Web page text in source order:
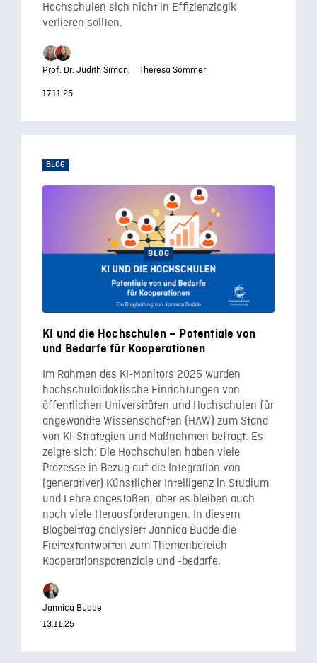
Hochschulen sich nicht in Effizienzlogik
verlieren sollten.
Prof. Dr. Judith Simon,
Theresa Sommer
17.11.25
BLOG
KI und die Hochschulen – Potentiale von
und Bedarfe für Kooperationen
Im Rahmen des KI-Monitors 2025 wurden
hochschuldidaktische Einrichtungen von
öffentlichen Universitäten und Hochschulen für
angewandte Wissenschaften (HAW) zum Stand
von KI-Strategien und Maßnahmen befragt. Es
zeigte sich: Die Hochschulen haben viele
Prozesse in Bezug auf die Integration von
(generativer) Künstlicher Intelligenz in Studium
und Lehre angestoßen, aber es bleiben auch
noch viele Herausforderungen. In diesem
Blogbeitrag analysiert Jannica Budde die
Freitextantworten zum Themenbereich
Kooperationspotenziale und -bedarfe.
Jannica Budde
13.11.25